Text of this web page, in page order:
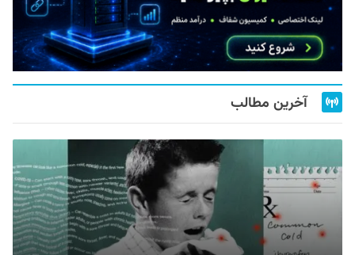
آخرین مطالب